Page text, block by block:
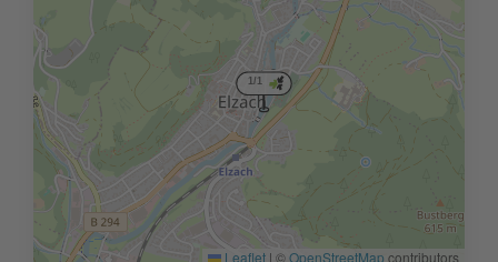
1/1
Leaflet | ©OpenStreetMap contributors